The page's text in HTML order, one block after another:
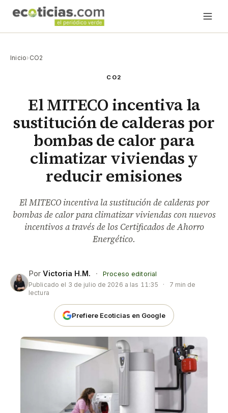
Inicio› CO2
CO2
El MITECO incentiva la
sustitución de calderas por
bombas de calor para
climatizar viviendas y
reducir emisiones
El MITECO incentiva la sustitución de calderas por
bombas de calor para climatizar viviendas con nuevos
incentivos a través de los Certificados de Ahorro
Energético.
Por Victoria H.M. ·
Proceso editorial
Publicado el 3 de julio de 2026 a las 11:35 ·
7 min de
lectura
Prefiere Ecoticias en Google